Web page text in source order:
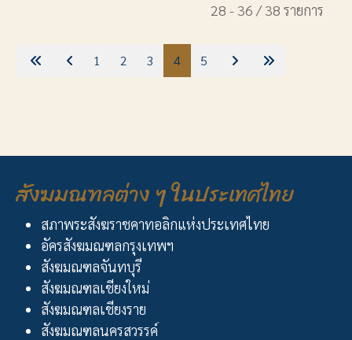
28 - 36 / 38 รายการ
1 2 3 4 5
สังฆมณฑลต่าง ๆ ในประเทศไทย
สภาพระสังฆราชคาทอลิกแห่งประเทศไทย
อัครสังฆมณฑลกรุงเทพฯ
สังฆมณฑลจันทบุรี
สังฆมณฑลเชียงใหม่
สังฆมณฑลเชียงราย
สังฆมณฑลนครสวรรค์